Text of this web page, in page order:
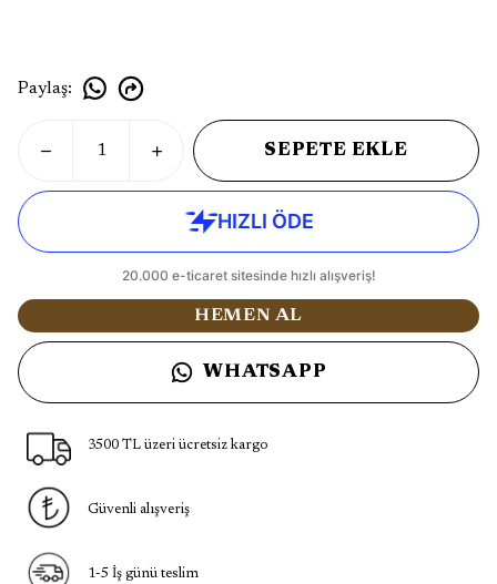
Paylaş:
SEPETE EKLE
HEMEN AL
WHATSAPP
3500 TL üzeri ücretsiz kargo
Güvenli alışveriş
1-5 İş günü teslim